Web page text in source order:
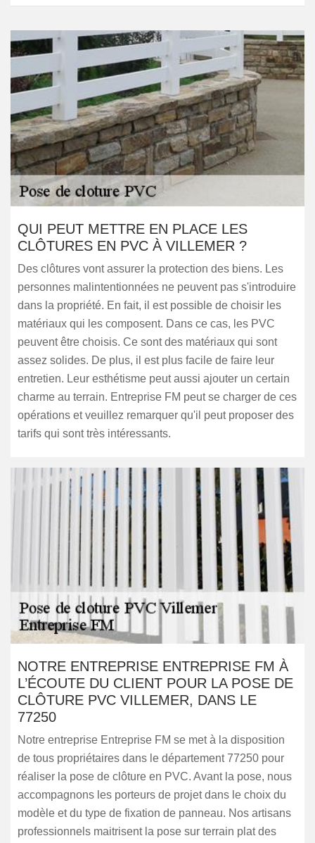
QUI PEUT METTRE EN PLACE LES
CLÔTURES EN PVC À VILLEMER ?
Des clôtures vont assurer la protection des biens. Les
personnes malintentionnées ne peuvent pas s'introduire
dans la propriété. En fait, il est possible de choisir les
matériaux qui les composent. Dans ce cas, les PVC
peuvent être choisis. Ce sont des matériaux qui sont
assez solides. De plus, il est plus facile de faire leur
entretien. Leur esthétisme peut aussi ajouter un certain
charme au terrain. Entreprise FM peut se charger de ces
opérations et veuillez remarquer qu'il peut proposer des
tarifs qui sont très intéressants.
NOTRE ENTREPRISE ENTREPRISE FM À
L’ÉCOUTE DU CLIENT POUR LA POSE DE
CLÔTURE PVC VILLEMER, DANS LE
77250
Notre entreprise Entreprise FM se met à la disposition
de tous propriétaires dans le département 77250 pour
réaliser la pose de clôture en PVC. Avant la pose, nous
accompagnons les porteurs de projet dans le choix du
modèle et du type de fixation de panneau. Nos artisans
professionnels maitrisent la pose sur terrain plat des